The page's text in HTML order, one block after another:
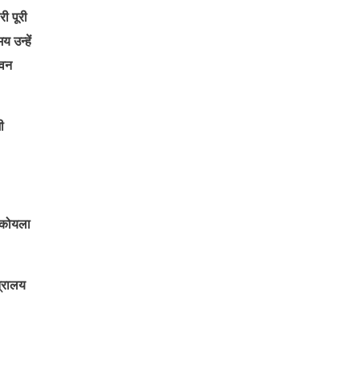
पूरी
उन्हें